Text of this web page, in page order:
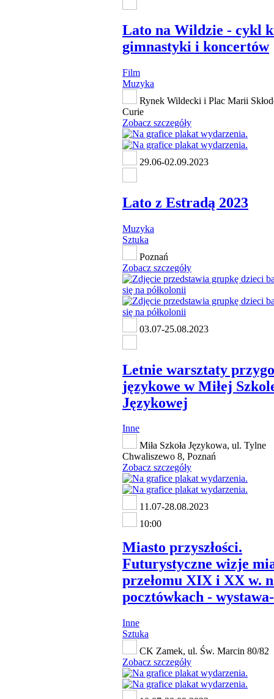
Lato na Wildzie - cykl
gimnastyki i koncertów
Film
Muzyka
Rynek Wildecki i Plac Marii
Curie
Zobacz szczegóły
29.06-02.09.2023
Lato z Estradą 2023
Muzyka
Sztuka
Poznań
Zobacz szczegóły
03.07-25.08.2023
Letnie warsztaty
językowe w Miłej
Językowej
Inne
Miła Szkoła Językowa, ul. Tylne
Chwaliszewo 8, Poznań
Zobacz szczegóły
11.07-28.08.2023
10:00
Miasto przyszłości.
Futurystyczne wizje
przełomu XIX i XX w.
pocztówkach - wystawa-
Inne
Sztuka
CK Zamek, ul. Św. Marcin 80/82
Zobacz szczegóły